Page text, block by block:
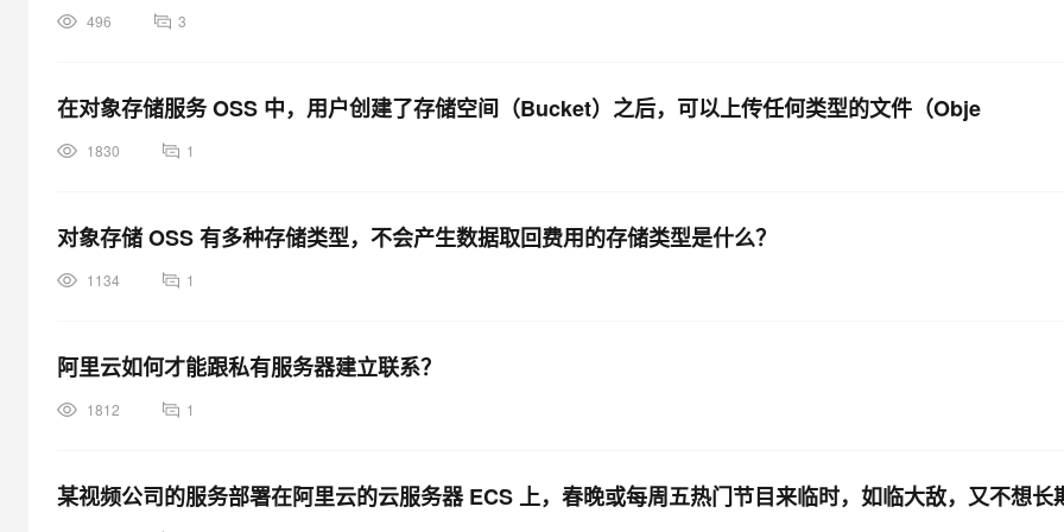
496 3
在对象存储服务 OSS 中，用户创建了存储空间（Bucket）之后，可以上传任何类型的文件（Obje
1830 1
对象存储 OSS 有多种存储类型，不会产生数据取回费用的存储类型是什么？
1134 1
阿里云如何才能跟私有服务器建立联系？
1812 1
某视频公司的服务部署在阿里云的云服务器 ECS 上，春晚或每周五热门节目来临时，如临大敌，又不想长